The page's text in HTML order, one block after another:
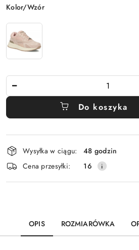
Wariant
Kolor/Wzór
Do koszyka
Dostępność
i
dostawa
Wysyłka w ciągu:
48 godzin
Cena przesyłki:
16
OPIS ROZMIARÓWKA